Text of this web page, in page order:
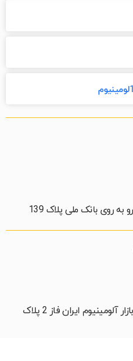
بزرگراه فتح رو به روی فتح 21 بازار آلومینیوم ایران فاز 2 پلاک